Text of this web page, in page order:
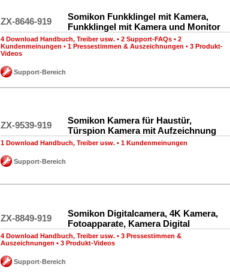
ZX-8646-919
Somikon Funkklingel mit Kamera,
Funkklingel mit Kamera und Monitor
4 Download Handbuch, Treiber usw. • 2 Support-FAQs • 2
Kundenmeinungen • 1 Pressestimmen & Auszeichnungen • 3 Produkt-
Videos
Support-Bereich
ZX-9539-919
Somikon Kamera für Haustür,
Türspion Kamera mit Aufzeichnung
1 Download Handbuch, Treiber usw. • 1 Kundenmeinungen
Support-Bereich
ZX-8849-919
Somikon Digitalcamera, 4K Kamera,
Fotoapparate, Kamera Digital
4 Download Handbuch, Treiber usw. • 3 Pressestimmen &
Auszeichnungen • 3 Produkt-Videos
Support-Bereich